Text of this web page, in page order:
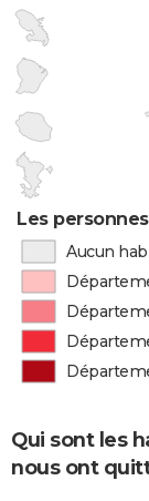
Les
Aucun
Qui sont les
nous ont